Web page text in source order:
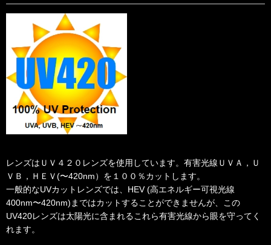
レンズはＵＶ４２０レンズを使用しています。有害光線ＵＶＡ，Ｕ
ＶＢ，ＨＥＶ(〜420nm）を１００％カットします。
一般的なUVカットレンズでは、HEV (高エネルギー可視光線
400nm〜420nm)まではカットすることができませんが、この
UV420レンズは太陽光に含まれるこれら有害光線から眼を守ってく
れます。